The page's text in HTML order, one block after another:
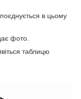
в цьому
фото.
таблицю